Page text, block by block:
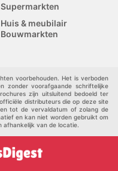
Supermarkten
Huis & meubilair
Bouwmarkten
voorbehouden. Het is verboden
zonder voorafgaande schriftelijke
zijn uitsluitend bedoeld ter
distributeurs die op deze site
tot de vervaldatum of zolang de
en kan niet worden gebruikt om
afhankelijk van de locatie.